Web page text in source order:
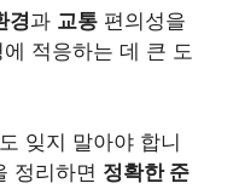
경과 교통 편의성을
적응하는 데 큰 도
잊지 말아야 합니
정리하면 정확한 준